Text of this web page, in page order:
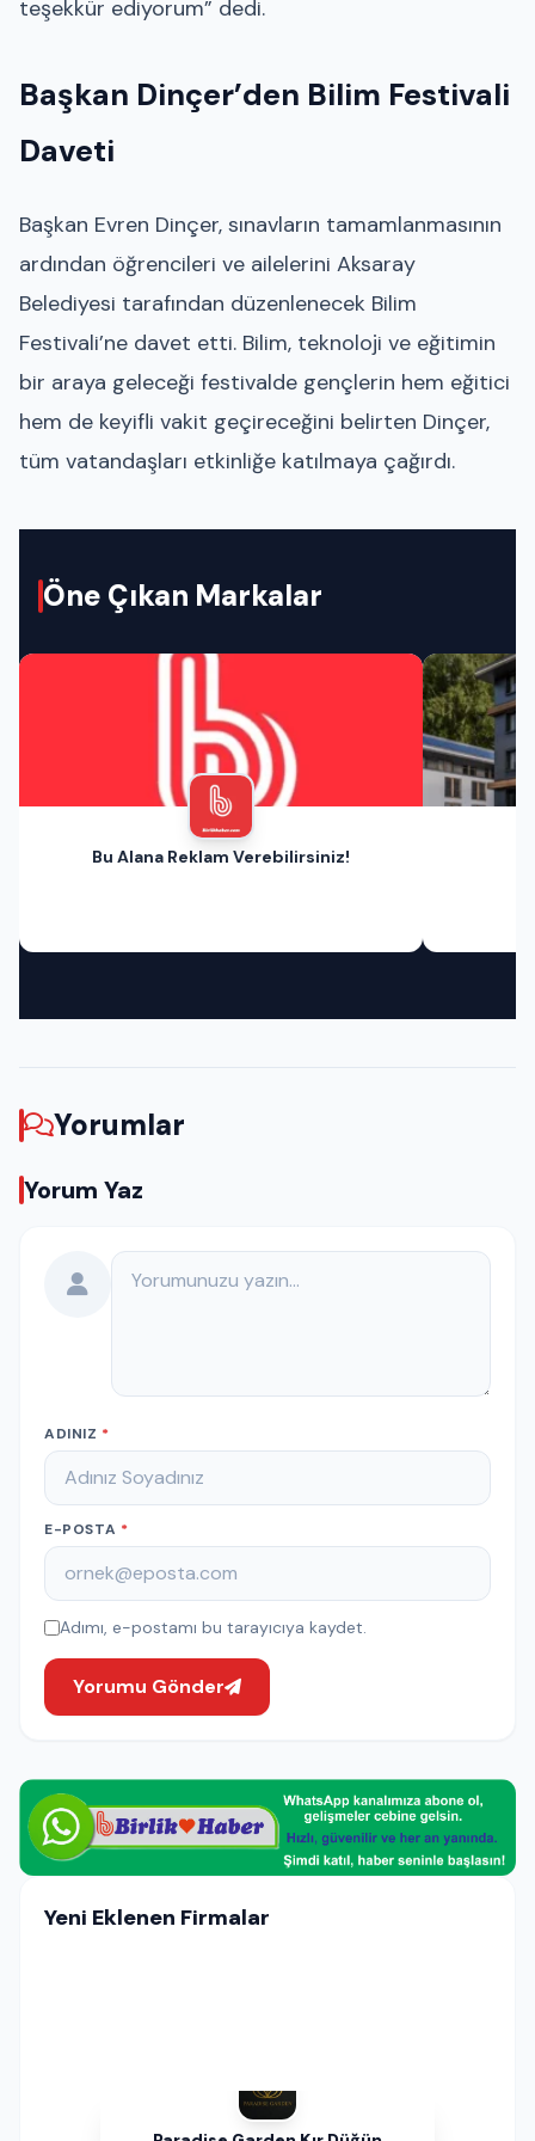
teşekkür ediyorum” dedi.
Başkan Dinçer’den Bilim Festivali
Daveti
Başkan Evren Dinçer, sınavların tamamlanmasının
ardından öğrencileri ve ailelerini Aksaray
Belediyesi tarafından düzenlenecek Bilim
Festivali’ne davet etti. Bilim, teknoloji ve eğitimin
bir araya geleceği festivalde gençlerin hem eğitici
hem de keyifli vakit geçireceğini belirten Dinçer,
tüm vatandaşları etkinliğe katılmaya çağırdı.
Öne Çıkan Markalar
Bu Alana Reklam Verebilirsiniz!
Yorumlar
Yorum Yaz
Yorumunuz
ADINIZ *
E-POSTA *
Adımı, e-postamı bu tarayıcıya kaydet.
Yorumu Gönder
Yeni Eklenen Firmalar